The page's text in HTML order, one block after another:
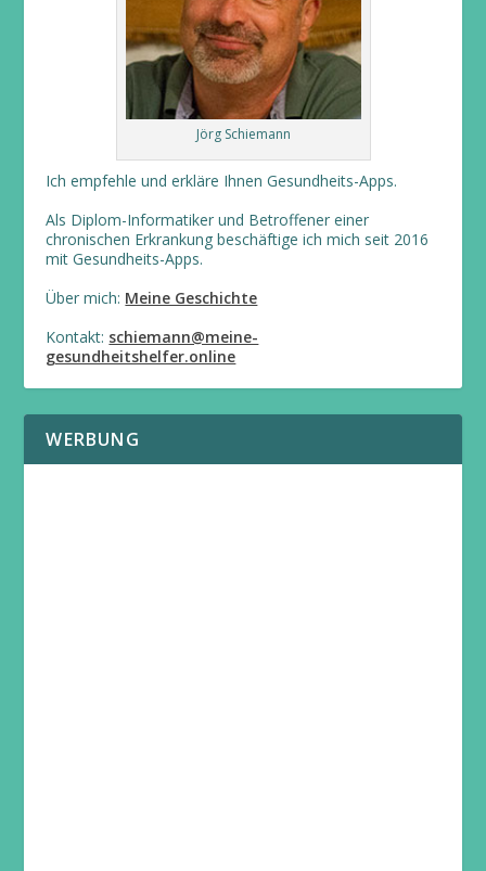
Jörg Schiemann
Ich empfehle und erkläre Ihnen Gesundheits-Apps.
Als Diplom-Informatiker und Betroffener einer
chronischen Erkrankung beschäftige ich mich seit 2016
mit Gesundheits-Apps.
Über mich: Meine Geschichte
Kontakt: schiemann@meine-
gesundheitshelfer.online
WERBUNG